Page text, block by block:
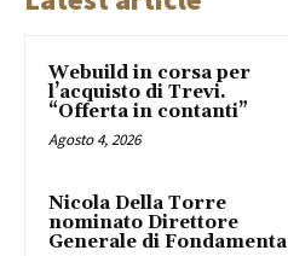
Webuild in corsa per
l’acquisto di Trevi.
“Offerta in contanti”
Agosto 4, 2026
Nicola Della Torre
nominato Direttore
Generale di Fondamenta